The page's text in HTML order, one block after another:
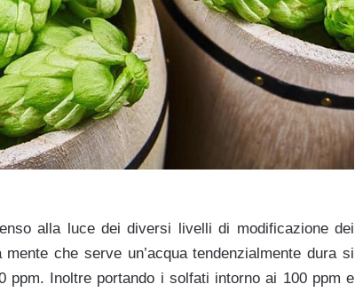
alla luce dei diversi livelli di modificazione dei
che serve un’acqua tendenzialmente dura si
ppm. Inoltre portando i solfati intorno ai 100 ppm e